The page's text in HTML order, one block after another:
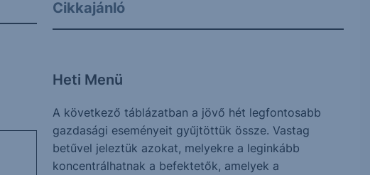
Cikkajánló
Heti Menü
A következő táblázatban a jövő hét legfontosabb
gazdasági eseményeit gyűjtöttük össze. Vastag
betűvel jeleztük azokat, melyekre a leginkább
koncentrálhatnak a befektetők, amelyek a